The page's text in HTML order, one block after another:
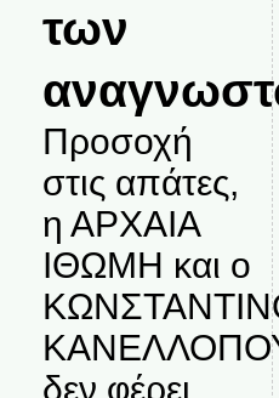
των
Προσοχή
στις απάτες,
η ΑΡΧΑΙΑ
ΙΘΩΜΗ και ο
δεν φέρει